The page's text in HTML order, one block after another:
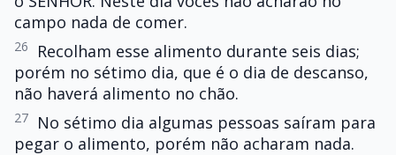
campo nada de comer.
26
Recolham esse alimento durante seis dias;
porém no sétimo dia, que é o dia de descanso,
não haverá alimento no chão.
27
No sétimo dia algumas pessoas saíram para
pegar o alimento, porém não acharam nada.